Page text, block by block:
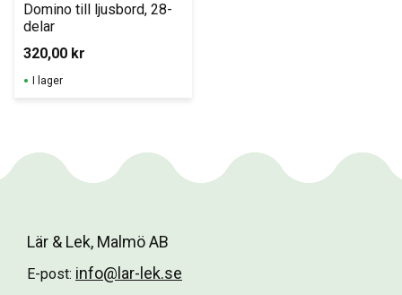
Domino till ljusbord, 28-
delar
320,00 kr
I lager
Lär & Lek, Malmö AB
E-post: info@lar-lek.se